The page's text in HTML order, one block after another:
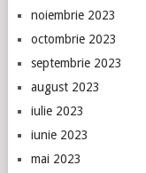
noiembrie 2023
octombrie 2023
septembrie 2023
august 2023
iulie 2023
iunie 2023
mai 2023